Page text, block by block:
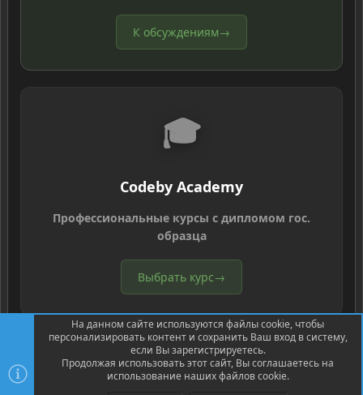
К обсуждениям→
🎓
Codeby Academy
Профессиональные курсы с дипломом гос.
образца
Выбрать курс→
Community platform by XenForo ® © 2010-2026 XenForo Ltd.
На данном сайте используются файлы cookie, чтобы
персонализировать контент и сохранить Ваш вход в систему,
если Вы зарегистрируетесь.
Продолжая использовать этот сайт, Вы соглашаетесь на
использование наших файлов cookie.